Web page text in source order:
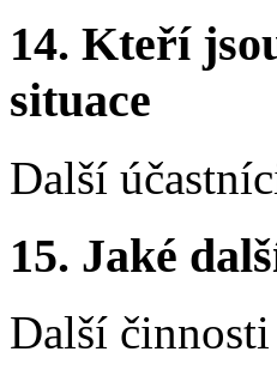
14. Kteří
situace
Další
15. Jaké
Další